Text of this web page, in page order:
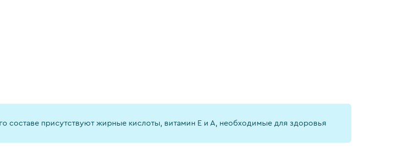
составе присутствуют жирные кислоты, витамин Е и А, необходимые для здоровья